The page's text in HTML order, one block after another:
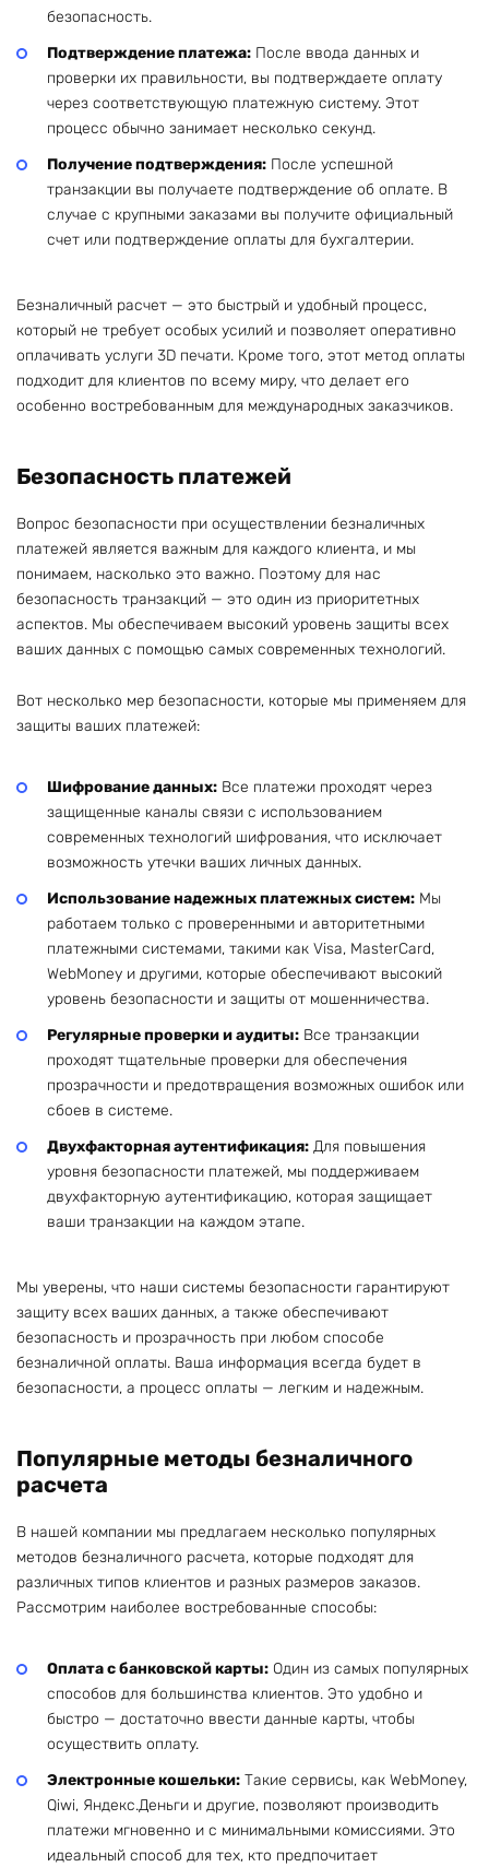
безопасность.
Подтверждение платежа: После ввода данных и
проверки их правильности, вы подтверждаете оплату
через соответствующую платежную систему. Этот
процесс обычно занимает несколько секунд.
Получение подтверждения: После успешной
транзакции вы получаете подтверждение об оплате. В
случае с крупными заказами вы получите официальный
счет или подтверждение оплаты для бухгалтерии.
Безналичный расчет — это быстрый и удобный процесс,
который не требует особых усилий и позволяет оперативно
оплачивать услуги 3D печати. Кроме того, этот метод оплаты
подходит для клиентов по всему миру, что делает его
особенно востребованным для международных заказчиков.
Безопасность платежей
Вопрос безопасности при осуществлении безналичных
платежей является важным для каждого клиента, и мы
понимаем, насколько это важно. Поэтому для нас
безопасность транзакций — это один из приоритетных
аспектов. Мы обеспечиваем высокий уровень защиты всех
ваших данных с помощью самых современных технологий.
Вот несколько мер безопасности, которые мы применяем для
защиты ваших платежей:
Шифрование данных: Все платежи проходят через
защищенные каналы связи с использованием
современных технологий шифрования, что исключает
возможность утечки ваших личных данных.
Использование надежных платежных систем: Мы
работаем только с проверенными и авторитетными
платежными системами, такими как Visa, MasterCard,
WebMoney и другими, которые обеспечивают высокий
уровень безопасности и защиты от мошенничества.
Регулярные проверки и аудиты: Все транзакции
проходят тщательные проверки для обеспечения
прозрачности и предотвращения возможных ошибок или
сбоев в системе.
Двухфакторная аутентификация: Для повышения
уровня безопасности платежей, мы поддерживаем
двухфакторную аутентификацию, которая защищает
ваши транзакции на каждом этапе.
Мы уверены, что наши системы безопасности гарантируют
защиту всех ваших данных, а также обеспечивают
безопасность и прозрачность при любом способе
безналичной оплаты. Ваша информация всегда будет в
безопасности, а процесс оплаты — легким и надежным.
Популярные методы безналичного
расчета
В нашей компании мы предлагаем несколько популярных
методов безналичного расчета, которые подходят для
различных типов клиентов и разных размеров заказов.
Рассмотрим наиболее востребованные способы:
Оплата с банковской карты: Один из самых популярных
способов для большинства клиентов. Это удобно и
быстро — достаточно ввести данные карты, чтобы
осуществить оплату.
Электронные кошельки: Такие сервисы, как WebMoney,
Qiwi, Яндекс.Деньги и другие, позволяют производить
платежи мгновенно и с минимальными комиссиями. Это
идеальный способ для тех, кто предпочитает